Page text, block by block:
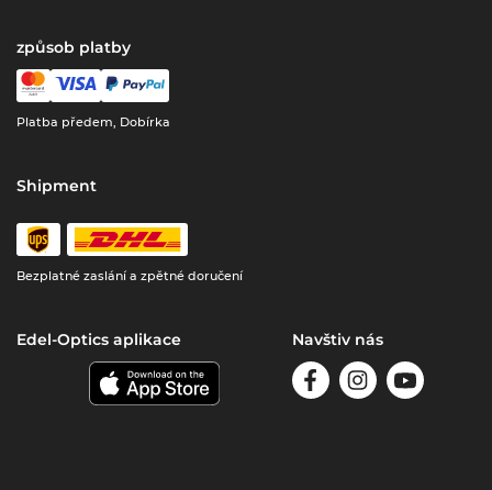
způsob platby
Platba předem, Dobírka
Shipment
Bezplatné zaslání a zpětné doručení
Edel-Optics aplikace Navštiv nás